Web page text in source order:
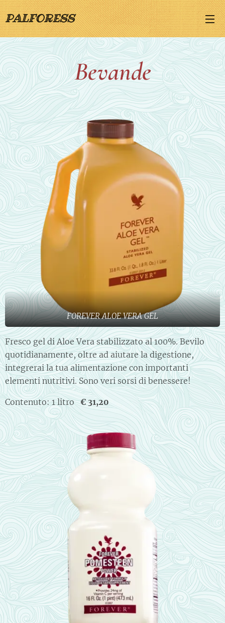
PALFORESS
Bevande
FOREVER ALOE VERA GEL
Fresco gel di Aloe Vera stabilizzato al 100%. Bevilo
quotidianamente, oltre ad aiutare la digestione,
integrerai la tua alimentazione con importanti
elementi nutritivi. Sono veri sorsi di benessere!
Contenuto: 1 litro€ 31,20